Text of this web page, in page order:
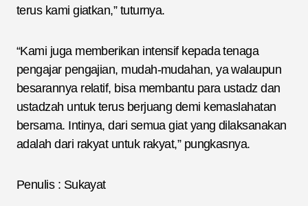
terus kami giatkan,” tuturnya.
“Kami juga memberikan intensif kepada tenaga
pengajar pengajian, mudah-mudahan, ya walaupun
besarannya relatif, bisa membantu para ustadz dan
ustadzah untuk terus berjuang demi kemaslahatan
bersama. Intinya, dari semua giat yang dilaksanakan
adalah dari rakyat untuk rakyat,” pungkasnya.
Penulis : Sukayat